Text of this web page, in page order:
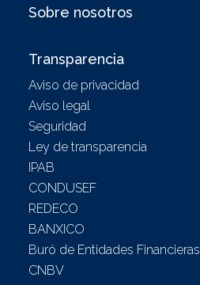
Sobre nosotros
Transparencia
Aviso de privacidad
Aviso legal
Seguridad
Ley de transparencia
IPAB
CONDUSEF
REDECO
BANXICO
Buró de Entidades Financieras
CNBV